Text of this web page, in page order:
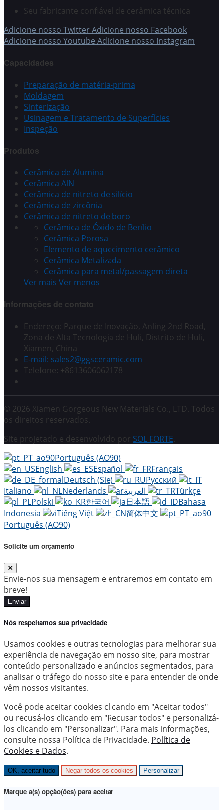
Seu fabricante confiável de cerâmica técnica
Adicione nosso TwitterAdicione nosso Facebook
Adicione nosso Youtube Adicione nosso Instagram
Capacidades
Preparação de matéria-prima
Moldagem
Sinterização
Usinagem e Tratamento de Superfícies
Inspeção
Produtos
Cerâmica de Alumina
Cerâmica AlN
Cerâmica de nitreto de silício
Cerâmica de zircônia
Cerâmica de nitreto de boro
Cerâmica de Óxido de Berílio
Cerâmica Porosa
Elemento de aquecimento cerâmico
Cerâmica Metalizada
Cerâmica para metal/passagem direta
Ver mais Ver menos
Informações de contato
Endereço: Parque de Inovação, Anling 2nd Road,
Zona de Alta Tecnologia de Huli, Distrito de Huli,
Xiamen, China
E-mail: sales2@ggsceramic.com
Telefone: +8613606062178
© 2026 Xiamen Gorgeous New Materials Co., LTD. Todos
os direitos reservados.
Site projetado e desenvolvido por SOL FORTE.
Português (AO90)
English
Español
Français
Deutsch (Sie)
Русский
Italiano
Nederlands
Türkçe
Polski
한국어 日本語
Bahasa
Indonesia
Tiếng Việt
简体中文
Português (AO90)
Solicite um orçamento
Envie-nos sua mensagem e entraremos em contato em
breve!
Enviar
Nós respeitamos sua privacidade
Usamos cookies e outras tecnologias para melhorar sua
experiência de navegação em nosso site, para mostrar
conteúdo personalizado e anúncios segmentados, para
analisar o tráfego do nosso site e para entender de onde
vêm nossos visitantes.
Você pode aceitar cookies clicando em "Aceitar todos"
ou recusá-los clicando em "Recusar todos" e personalizá-
los clicando em "Personalizar". Para mais informações,
consulte nossa Política de Privacidade. Política de
Cookies e Dados.
OK, aceitar tudo Negar todos os cookies Personalizar
Marque a(s) opção(ões) para aceitar